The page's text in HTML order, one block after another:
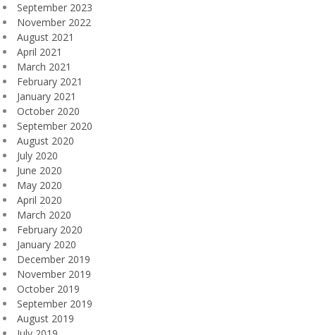
September 2023
November 2022
August 2021
April 2021
March 2021
February 2021
January 2021
October 2020
September 2020
August 2020
July 2020
June 2020
May 2020
April 2020
March 2020
February 2020
January 2020
December 2019
November 2019
October 2019
September 2019
August 2019